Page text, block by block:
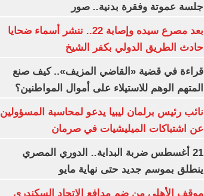
جلسة عموتة وفقرة بدنية.. صور
بعد مصرع سيده وإصابة 22.. ننشر أسماء ضحايا
حادث الطريق الدولي بكفر الشيخ
قراءة في قضية «القاضي المزيف».. كيف صنع
المتهم الوهم للاستيلاء على أموال المواطنين؟
نائب رئيس برلمان ليبيا يدعو لمحاسبة المسؤولين
عن اشتباكات الميليشيات في صرمان
21 أغسطس ضربة البداية.. الدوري المصري
ينطلق بموسم جديد حتى نهاية مايو
موقف الأهلي من ضم مدافع الاتحاد السكندري